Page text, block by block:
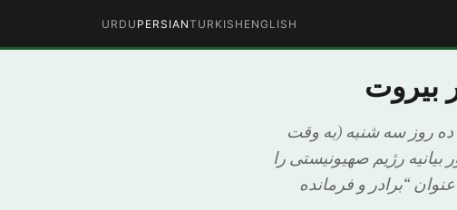
ENGLISH
TURKISH
PERSIAN
URDU
بیروت
ده روز سه شنبه (به وقت
رژیم صهیونیستی را
“برادر و فرمانده